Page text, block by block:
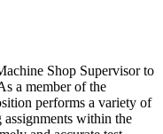
Shop Supervisor to
a member of the
performs a variety of
within the